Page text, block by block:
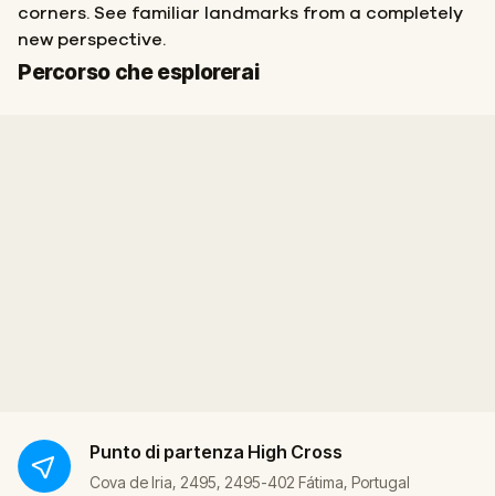
corners. See familiar landmarks from a completely
new perspective.
Percorso che esplorerai
Inizio
Fine
Punto di partenza High Cross
Cova de Iria, 2495, 2495-402 Fátima, Portugal